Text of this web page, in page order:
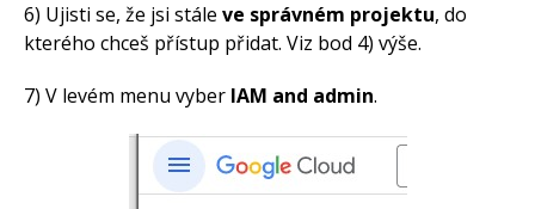
6) Ujisti se, že jsi stále ve správném projektu, do
kterého chceš přístup přidat. Viz bod 4) výše.
7) V levém menu vyber IAM and admin.